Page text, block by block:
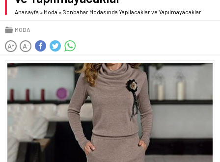
Anasayfa » Moda » Sonbahar Modasında Yapılacaklar ve Yapılmayacaklar
MODA
A+ A-